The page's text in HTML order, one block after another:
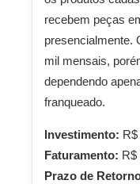
recebem peças
presencialmente.
mil mensais,
dependendo
franqueado.
Investimento:
Faturamento: R$
Prazo de